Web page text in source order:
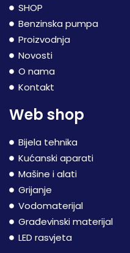
SHOP
Benzinska pumpa
Proizvodnja
Novosti
O nama
Kontakt
Web shop
Bijela tehnika
Kućanski aparati
Mašine i alati
Grijanje
Vodomaterijal
Građevinski materijal
LED rasvjeta